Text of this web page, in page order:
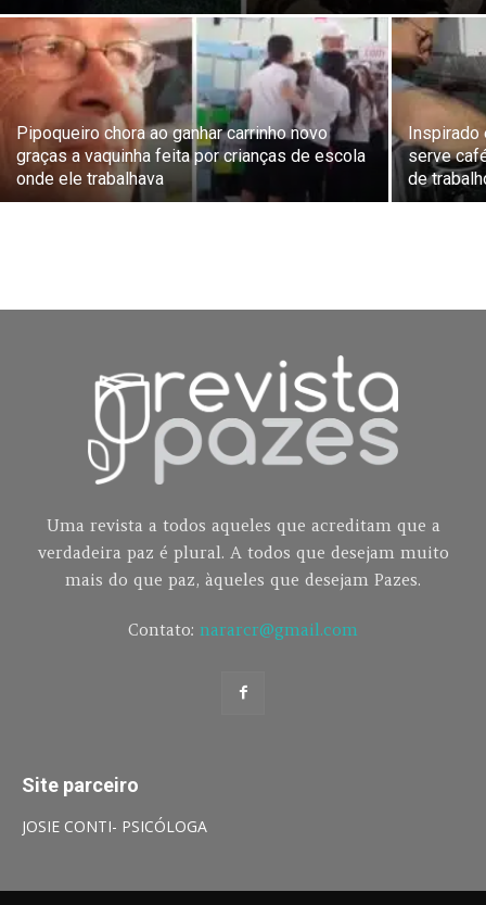
Pipoqueiro chora ao ganhar carrinho novo
graças a vaquinha feita por crianças de escola
onde ele trabalhava
Inspirado
serve
de
Uma revista a todos aqueles que acreditam que a
verdadeira paz é plural. A todos que desejam muito
mais do que paz, àqueles que desejam Pazes.
Contato: nararcr@gmail.com
Site parceiro
JOSIE CONTI- PSICÓLOGA